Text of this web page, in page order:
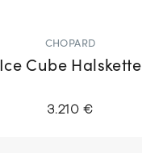
CHOPARD
Ice Cube Halskette
3.210 €